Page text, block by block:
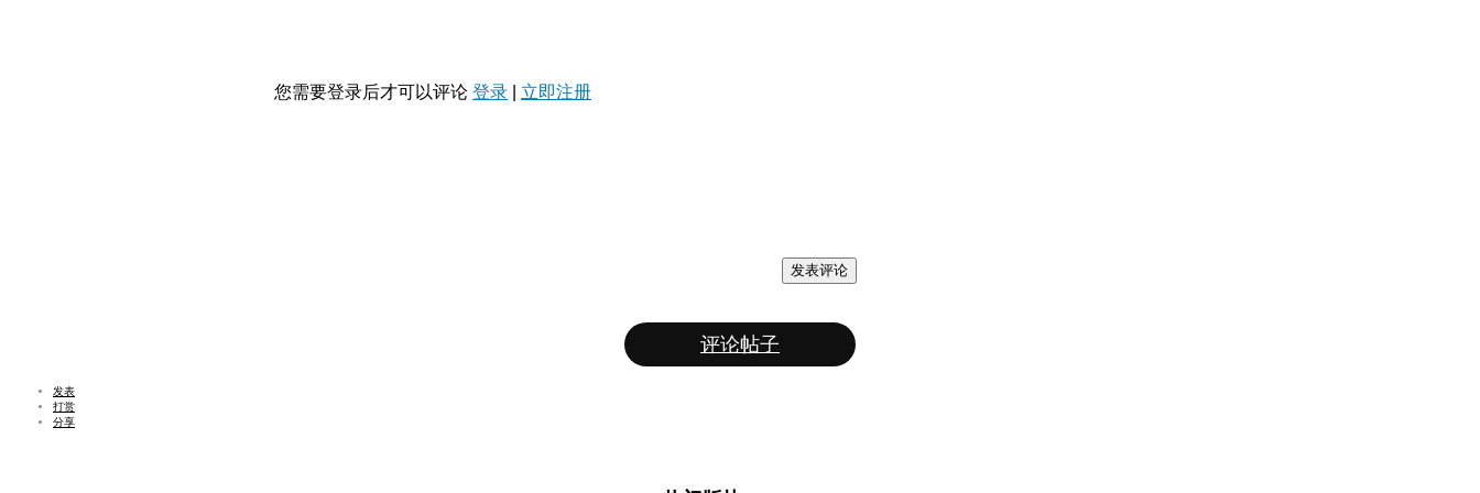
您需要登录后才可以评论 登录 立即注册
发表评论
评论帖子
发表
打赏
分享